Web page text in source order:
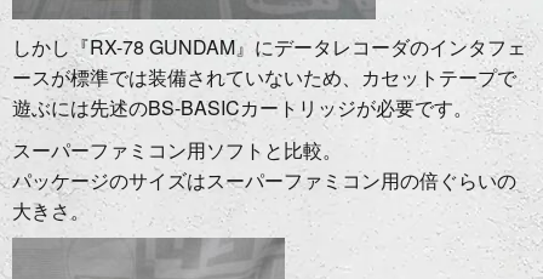
しかし『RX-78 GUNDAM』にデータレコーダのインタフェ
ースが標準では装備されていないため、カセットテープで
遊ぶには先述のBS-BASICカートリッジが必要です。
スーパーファミコン用ソフトと比較。
パッケージのサイズはスーパーファミコン用の倍ぐらいの
大きさ。